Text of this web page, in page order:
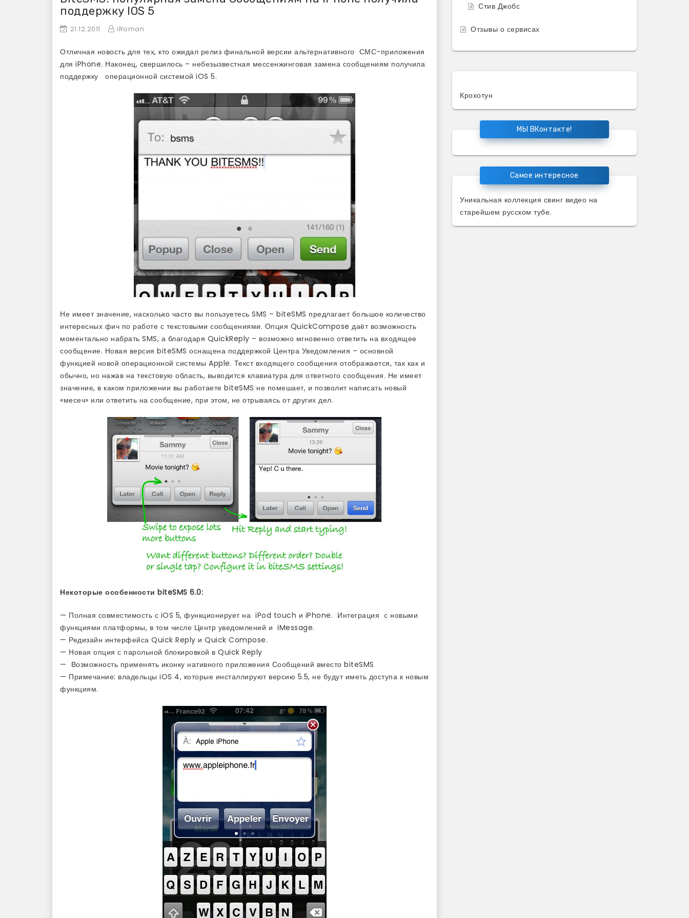
поддержку IOS 5
21.12.2011 iRoman
Отличная новость для тех, кто ожидал релиз финальной версии альтернативного СМС-приложения
для iPhone. Наконец, свершилось – небезызвестная мессенжинговая замена сообщениям получила
поддержку операционной системой iOS 5.
Не имеет значение, насколько часто вы пользуетесь SMS – biteSMS предлагает большое количество
интересных фич по работе с текстовыми сообщениями. Опция QuickCompose даёт возможность
моментально набрать SMS, а благодаря QuickReply – возможно мгновенно ответить на входящее
сообщение. Новая версия biteSMS оснащена поддержкой Центра Уведомления – основной
функцией новой операционной системы Apple. Текст входящего сообщения отображается, так как и
обычно, но нажав на текстовую область, выводится клавиатура для ответного сообщения. Не имеет
значение, в каком приложении вы работаете biteSMS не помешает, и позволит написать новый
«месеч» или ответить на сообщение, при этом, не отрываясь от других дел.
Некоторые особенности biteSMS 6.0:
— Полная совместимость с iOS 5, функционирует на iPod touch и iPhone. Интеграция с новыми
функциями платформы, в том числе Центр уведомлений и iMessage.
— Редизайн интерфейса Quick Reply и Quick Compose.
— Новая опция с парольной блокировкой в Quick Reply
— Возможность применять иконку нативного приложения Сообщений вместо biteSMS
— Примечание: владельцы iOS 4, которые инсталлируют версию 5.5, не будут иметь доступа к новым
функциям.
Стив Джобс
Отзывы о сервисах
Крохотун
МЫ ВКонтакте!
Самое интересное
Уникальная коллекция свинг видео на
старейшем русском тубе.